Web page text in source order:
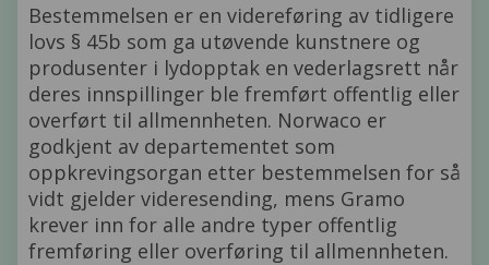
Bestemmelsen er en videreføring av tidligere
lovs § 45b som ga utøvende kunstnere og
produsenter i lydopptak en vederlagsrett når
deres innspillinger ble fremført offentlig eller
overført til allmennheten. Norwaco er
godkjent av departementet som
oppkrevingsorgan etter bestemmelsen for så
vidt gjelder videresending, mens Gramo
krever inn for alle andre typer offentlig
fremføring eller overføring til allmennheten.